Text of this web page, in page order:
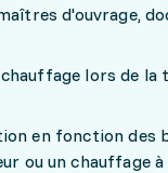
d'ouvrage,
lors de
en fonction des
ou un chauffage